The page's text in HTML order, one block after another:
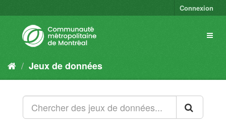
Connexion
Jeux de données